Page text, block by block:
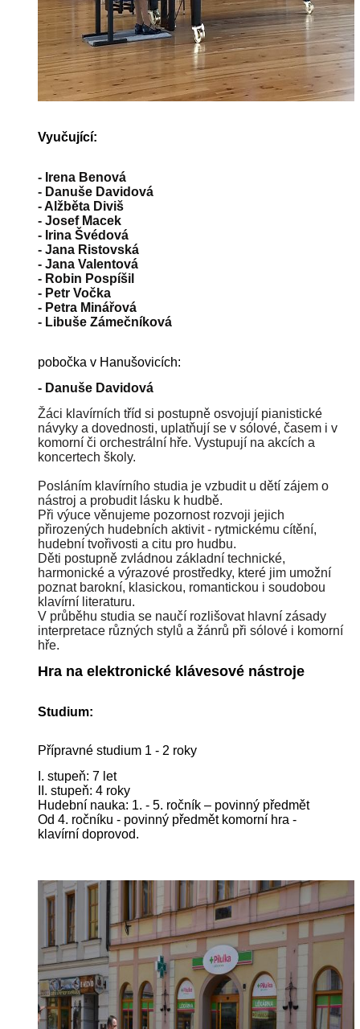
Vyučující:
- Irena Benová
- Danuše Davidová
-Alžběta Diviš
- Josef Macek
- Irina Švédová
- Jana Ristovská
- Jana Valentová
- Robin Pospíšil
- Petr Vočka
- Petra Minářová
- Libuše Zámečníková
pobočka v Hanušovicích:
- Danuše Davidová
Žáci klavírních tříd si postupně osvojují pianistické
návyky a dovednosti, uplatňují se v sólové, časem i v
komorní či orchestrální hře. Vystupují na akcích a
koncertech školy.
Posláním klavírního studia je vzbudit u dětí zájem o
nástroj a probudit lásku k hudbě.
Při výuce věnujeme pozornost rozvoji jejich
přirozených hudebních aktivit - rytmickému cítění,
hudební tvořivosti a citu pro hudbu.
Děti postupně zvládnou základní technické,
harmonické a výrazové prostředky, které jim umožní
poznat barokní, klasickou, romantickou i soudobou
klavírní literaturu.
V průběhu studia se naučí rozlišovat hlavní zásady
interpretace různých stylů a žánrů při sólové i komorní
hře.
Hra na elektronické klávesové nástroje
Studium:
Přípravné studium 1 - 2 roky
I. stupeň: 7 let
II. stupeň: 4 roky
Hudební nauka: 1. - 5. ročník – povinný předmět
Od 4. ročníku - povinný předmět komorní hra -
klavírní doprovod.